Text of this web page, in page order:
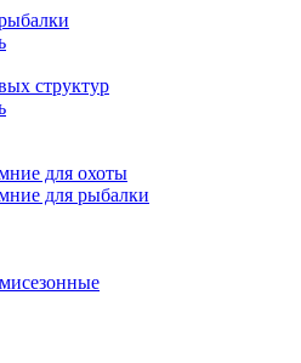
структур
для охоты
для рыбалки